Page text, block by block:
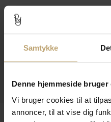
Samtykke
Denne hjemmeside bruger
Vi bruger cookies til at
annoncer, til at vise dig
Kontakt
Åbningstider I Butikken
Information
Praktiske Sider
Leveringsmuligheder